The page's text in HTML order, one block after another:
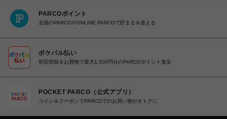
PARCOポイント
全国のPARCOやONLINE PARCOで貯まる＆使える
ポケパル払い
初回登録＆お買物で最大1,500円分のPARCOポイント進呈
POCKET PARCO（公式アプリ）
コイン＆クーポンでPARCOでのお買い物がオトクに